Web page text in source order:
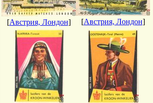
[Австрия, Лондон] [Австрия, Лондон]